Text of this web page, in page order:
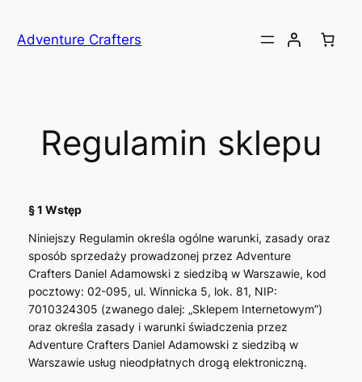
doAdventure Crafters
Regulamin sklepu
§ 1 Wstęp
Niniejszy Regulamin określa ogólne warunki, zasady oraz
sposób sprzedaży prowadzonej przez Adventure
Crafters Daniel Adamowski z siedzibą w Warszawie, kod
pocztowy: 02-095, ul. Winnicka 5, lok. 81, NIP:
7010324305 (zwanego dalej: „Sklepem Internetowym”)
oraz określa zasady i warunki świadczenia przez
Adventure Crafters Daniel Adamowski z siedzibą w
Warszawie usług nieodpłatnych drogą elektroniczną.